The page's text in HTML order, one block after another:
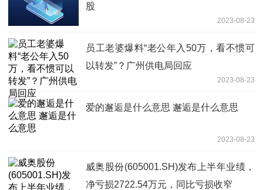
股
2023-08-23
员工老婆爆料“老公年入50万，看不惯可
以转发”？广州供电局回应
2023-08-23
爱的邂逅是什么意思 邂逅是什么意思
2023-08-23
威奥股份(605001.SH)发布上半年业绩，
净亏损2722.54万元，同比亏损收窄